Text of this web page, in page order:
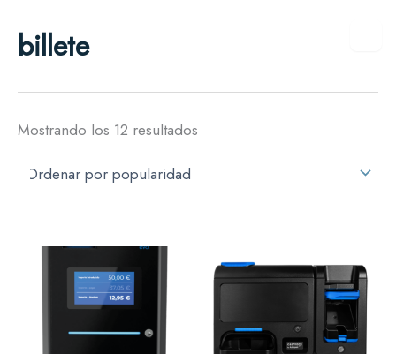
contenido
billete
Mostrando los 12 resultados